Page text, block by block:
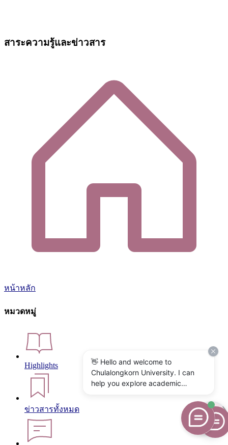
สาระความรู้และข่าวสาร
หน้าหลัก
หมวดหมู่
Highlights
ข่าวสารทั้งหมด
👋 Hello and welcome to
Chulalongkorn University. I can
help you explore academic